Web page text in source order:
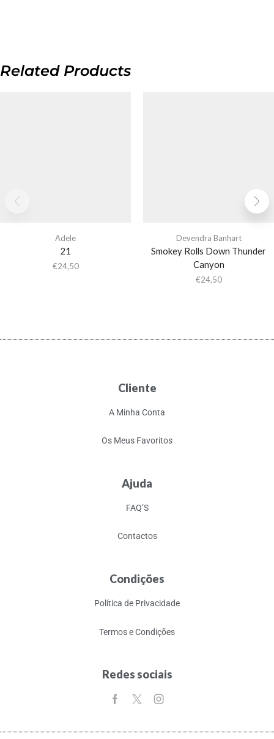
Related Products
Adele
21
€24,50
Devendra Banhart
Smokey Rolls Down Thunder
Canyon
€24,50
Cliente
A Minha Conta
Os Meus Favoritos
Ajuda
FAQ’S
Contactos
Condições
Política de Privacidade
Termos e Condições
Redes sociais